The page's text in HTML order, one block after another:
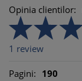
Opinia clientilor:
1 review
Pagini: 190